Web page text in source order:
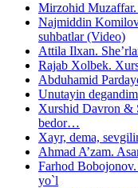
Mirzohid
Najmiddin
suhbatlar (Video)
Attila Ilxan.
Rajab Xolbek.
Abduhamid
Unutayin
Xurshid Davron &
bedor…
Xayr, dema,
Ahmad A’zam.
Farhod
yo`l